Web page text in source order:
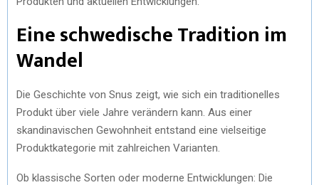
Eine schwedische Tradition im
Wandel
Die Geschichte von Snus zeigt, wie sich ein traditionelles
Produkt über viele Jahre verändern kann. Aus einer
skandinavischen Gewohnheit entstand eine vielseitige
Produktkategorie mit zahlreichen Varianten.
Ob klassische Sorten oder moderne Entwicklungen: Die